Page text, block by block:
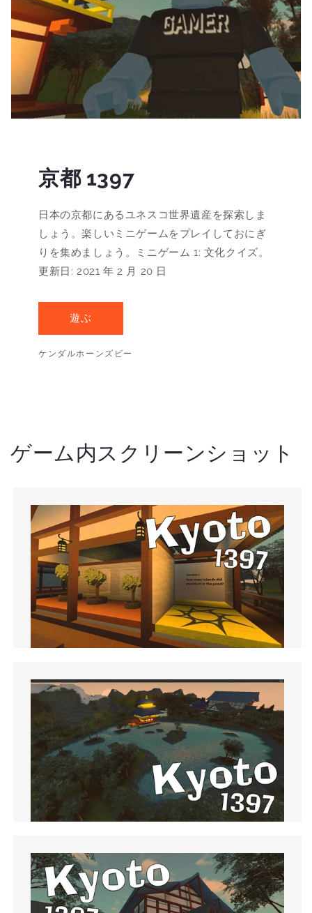
京都 1397
日本の京都にあるユネスコ世界遺産を探索しま
しょう。楽しいミニゲームをプレイしておにぎ
りを集めましょう。ミニゲーム 1: 文化クイズ。
更新日: 2021 年 2 月 20 日
遊ぶ
ケンダルホーンズビー
ゲーム内スクリーンショット